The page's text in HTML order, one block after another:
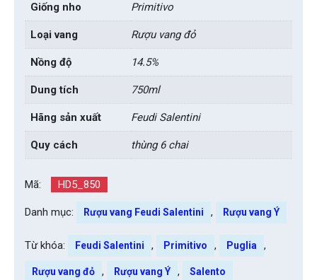
Giống nho Primitivo
Loại vang Rượu vang đỏ
Nồng độ 14.5%
Dung tích 750ml
Hãng sản xuất Feudi Salentini
Quy cách thùng 6 chai
Mã: HD5_850
Danh mục: Rượu vang Feudi Salentini , Rượu vang Ý
Từ khóa: Feudi Salentini , Primitivo , Puglia ,
Rượu vang đỏ , Rượu vang Ý , Salento